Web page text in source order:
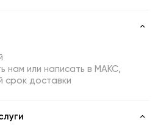
нам или написать в МАКС,
срок доставки